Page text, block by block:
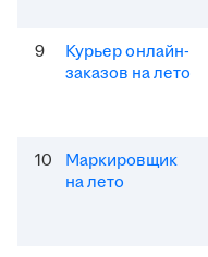
9
Курьер онлайн-
заказов на лето
10
Маркировщик
на лето